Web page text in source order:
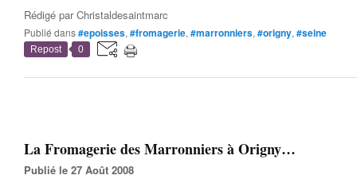
Rédigé parChristaldesaintmarc
Publié dans#epoisses, #fromagerie, #marronniers, #origny, #seine
Repost 0
La Fromagerie des Marronniers à Origny…
Publié le 27 Août 2008